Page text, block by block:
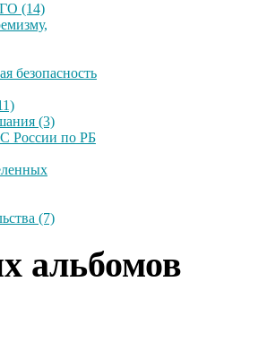
(14)
безопасность
(3)
России по РБ
(7)
альбомов